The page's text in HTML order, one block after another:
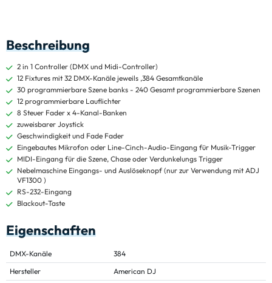
Beschreibung
2 in 1 Controller (DMX und Midi-Controller)
12 Fixtures mit 32 DMX-Kanäle jeweils ,384 Gesamtkanäle
30 programmierbare Szene banks - 240 Gesamt programmierbare Szenen
12 programmierbare Lauflichter
8 Steuer Fader x 4-Kanal-Banken
zuweisbarer Joystick
Geschwindigkeit und Fade Fader
Eingebautes Mikrofon oder Line-Cinch-Audio-Eingang für Musik-Trigger
MIDI-Eingang für die Szene, Chase oder Verdunkelungs Trigger
Nebelmaschine Eingangs- und Auslöseknopf (nur zur Verwendung mit ADJ
VF1300 )
RS-232-Eingang
Blackout-Taste
Eigenschaften
DMX-Kanäle
384
Hersteller
American DJ